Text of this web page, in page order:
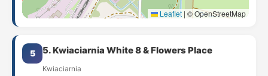
Leaflet | © OpenStreetMap
5 5. Kwiaciarnia White 8 & Flowers Place
Kwiaciarnia